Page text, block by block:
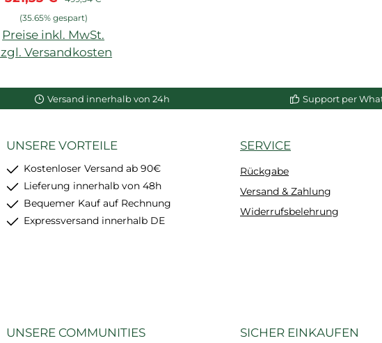
Deckenabschluss
NMC
(35.65% gespart)
Preise inkl. MwSt.
Versandkosten
Versand innerhalb von 24h Support per
UNSERE VORTEILE
Kostenloser Versand ab 90€
Lieferung innerhalb von 48h
Bequemer Kauf auf Rechnung
Expressversand innerhalb DE
SERVICE
Rückgabe
Versand & Zahlung
Widerrufsbelehrung
UNSERE COMMUNITIES SICHER EINKAUFEN